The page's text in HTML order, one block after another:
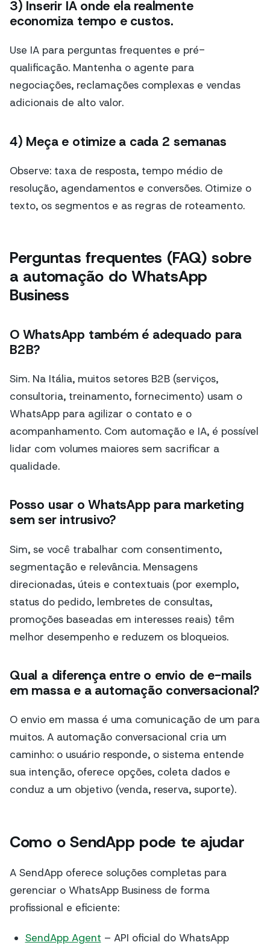
3) Inserir IA onde ela realmente
economiza tempo e custos.
Use IA para perguntas frequentes e pré-
qualificação. Mantenha o agente para
negociações, reclamações complexas e vendas
adicionais de alto valor.
4) Meça e otimize a cada 2 semanas
Observe: taxa de resposta, tempo médio de
resolução, agendamentos e conversões. Otimize o
texto, os segmentos e as regras de roteamento.
Perguntas frequentes (FAQ) sobre
a automação do WhatsApp
Business
O WhatsApp também é adequado para
B2B?
Sim. Na Itália, muitos setores B2B (serviços,
consultoria, treinamento, fornecimento) usam o
WhatsApp para agilizar o contato e o
acompanhamento. Com automação e IA, é possível
lidar com volumes maiores sem sacrificar a
qualidade.
Posso usar o WhatsApp para marketing
sem ser intrusivo?
Sim, se você trabalhar com consentimento,
segmentação e relevância. Mensagens
direcionadas, úteis e contextuais (por exemplo,
status do pedido, lembretes de consultas,
promoções baseadas em interesses reais) têm
melhor desempenho e reduzem os bloqueios.
Qual a diferença entre o envio de e-mails
em massa e a automação conversacional?
O envio em massa é uma comunicação de um para
muitos. A automação conversacional cria um
caminho: o usuário responde, o sistema entende
sua intenção, oferece opções, coleta dados e
conduz a um objetivo (venda, reserva, suporte).
Como o SendApp pode te ajudar
A SendApp oferece soluções completas para
gerenciar o WhatsApp Business de forma
profissional e eficiente:
SendApp Agent – API oficial do WhatsApp